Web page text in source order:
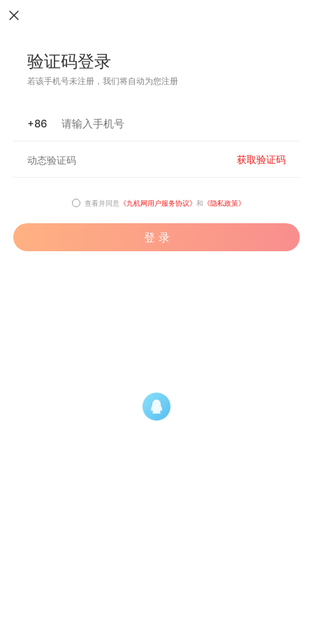
验证码登录
若该手机号未注册，我们将自动为您注册
+86
获取验证码
查看并同意 《九机网用户服务协议》 和 《隐私政策》
登 录